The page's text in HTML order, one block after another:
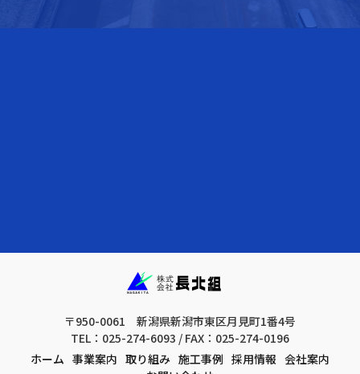
〒950-0061 新潟県新潟市東区月見町1番4号
TEL：025-274-6093 / FAX：025-274-0196
ホーム 事業案内 取り組み 施工事例 採用情報 会社案内